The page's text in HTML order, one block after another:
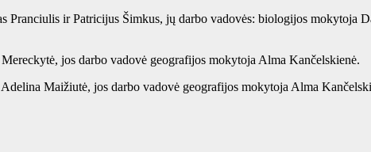
Pranciulis ir Patricijus Šimkus, jų darbo vadovės: biologijos mokytoja
jos darbo vadovė geografijos mokytoja Alma Kančelskienė.
Maižiutė, jos darbo vadovė geografijos mokytoja Alma